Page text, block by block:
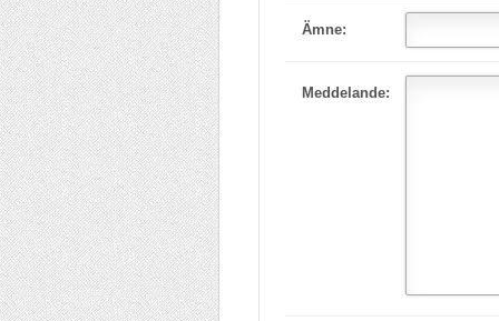
Ämne:
Meddelande: